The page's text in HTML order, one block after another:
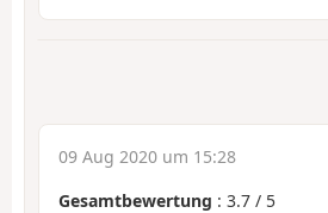
09 Aug 2020 um 15:28
Gesamtbewertung : 3.7 / 5